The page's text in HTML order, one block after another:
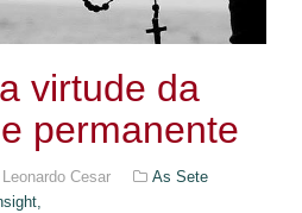
virtude da
permanente
Leonardo Cesar
As Sete